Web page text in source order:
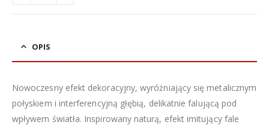
OPIS
Nowoczesny efekt dekoracyjny, wyróżniający się metalicznym
połyskiem i interferencyjną głębią, delikatnie falującą pod
wpływem światła. Inspirowany naturą, efekt imitujący fale